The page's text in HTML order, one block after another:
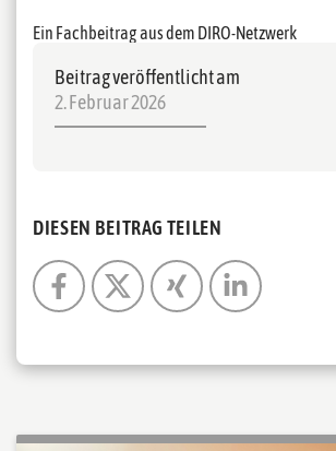
Ein Fachbeitrag aus dem DIRO-Netzwerk
Beitrag veröffentlicht am
2. Februar 2026
DIESEN BEITRAG TEILEN